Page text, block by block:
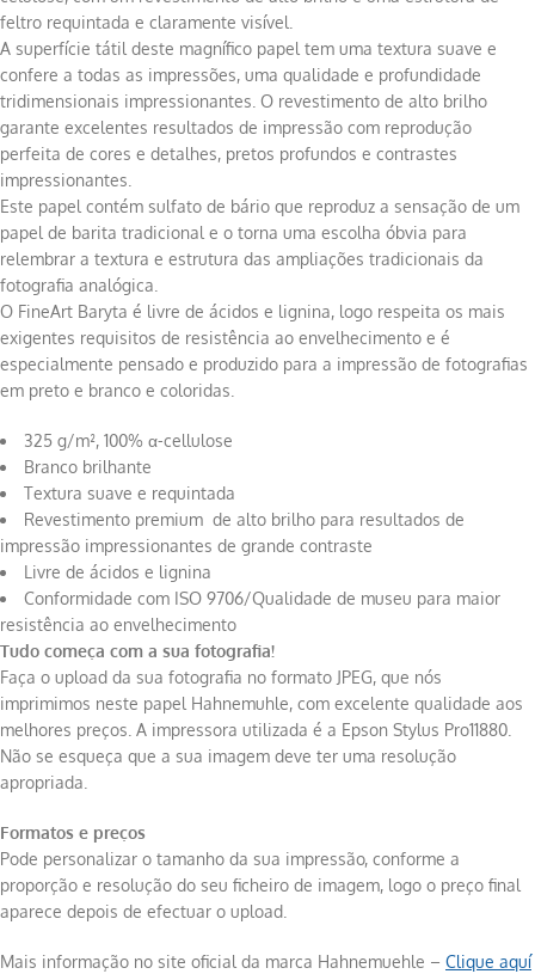
feltro requintada e claramente visível.
A superfície tátil deste magnífico papel tem uma textura suave e
confere a todas as impressões, uma qualidade e profundidade
tridimensionais impressionantes. O revestimento de alto brilho
garante excelentes resultados de impressão com reprodução
perfeita de cores e detalhes, pretos profundos e contrastes
impressionantes.
Este papel contém sulfato de bário que reproduz a sensação de um
papel de barita tradicional e o torna uma escolha óbvia para
relembrar a textura e estrutura das ampliações tradicionais da
fotografia analógica.
O FineArt Baryta é livre de ácidos e lignina, logo respeita os mais
exigentes requisitos de resistência ao envelhecimento e é
especialmente pensado e produzido para a impressão de fotografias
em preto e branco e coloridas.
325 g/m², 100% α-cellulose
Branco brilhante
Textura suave e requintada
Revestimento premium de alto brilho para resultados de
impressão impressionantes de grande contraste
Livre de ácidos e lignina
Conformidade com ISO 9706/Qualidade de museu para maior
resistência ao envelhecimento
Tudo começa com a sua fotografia!
Faça o upload da sua fotografia no formato JPEG, que nós
imprimimos neste papel Hahnemuhle, com excelente qualidade aos
melhores preços. A impressora utilizada é a Epson Stylus Pro11880.
Não se esqueça que a sua imagem deve ter uma resolução
apropriada.
Formatos e preços
Pode personalizar o tamanho da sua impressão, conforme a
proporção e resolução do seu ficheiro de imagem, logo o preço final
aparece depois de efectuar o upload.
Mais informação no site oficial da marca Hahnemuehle – Clique aquí